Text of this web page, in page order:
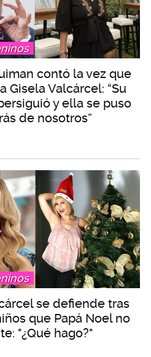
contó la vez que
Gisela Valcárcel: “Su
y ella se puso
de nosotros”
se defiende tras
que Papá Noel no
"¿Qué hago?"